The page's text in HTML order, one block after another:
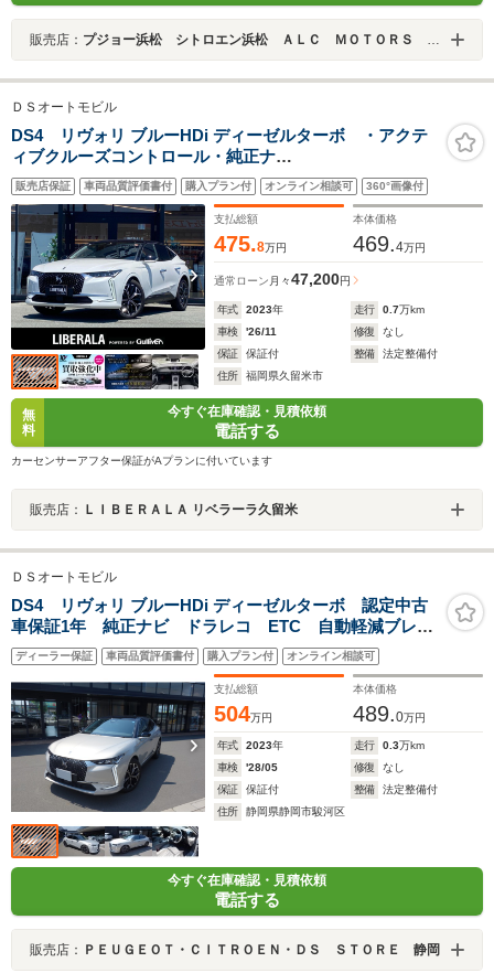
販売店： プジョー浜松 シトロエン浜松 ＡＬＣ ＭＯＴＯＲＳ ＧＲＯＵＰ
ＤＳオートモビル
DS4 リヴォリ ブルーHDi ディーゼルターボ ・アクテ
ィブクルーズコントロール・純正ナ
ビ/Bluetooth/USB/carplay・全方位カメラ・黒革シート/
シートヒーター/エアシート・ドラレコ・ETC・純正
19AW・保証書・取扱説明書・LED
販売店保証 車両品質評価書付 購入プラン付 オンライン相談可 360°画像付
支払総額
475.8万円
本体価格
469.4万円
通常ローン 月々47,200円
年式 2023年 走行 0.7万km
車検
'26/11 修復
なし
保証
保証付 整備
法定整備付
住所
福岡県久留米市
無
料
今すぐ在庫確認・見積依頼
電話する
カーセンサーアフター保証がAプランに付いています
販売店： ＬＩＢＥＲＡＬＡ リベラーラ久留米
ＤＳオートモビル
DS4 リヴォリ ブルーHDi ディーゼルターボ 認定中古
車保証1年 純正ナビ ドラレコ ETC 自動軽減ブレー
キ LEDヘッドライト バックカメラ カープレイ&アン
ドロイドオート ACC 障害物センサー
ディーラー保証 車両品質評価書付 購入プラン付 オンライン相談可
支払総額
504万円
本体価格
489.0万円
年式 2023年 走行 0.3万km
車検
'28/05 修復
なし
保証
保証付 整備
法定整備付
住所
静岡県静岡市駿河区
今すぐ在庫確認・見積依頼
電話する
販売店： ＰＥＵＧＥＯＴ・ＣＩＴＲＯＥＮ・ＤＳ ＳＴＯＲＥ 静岡